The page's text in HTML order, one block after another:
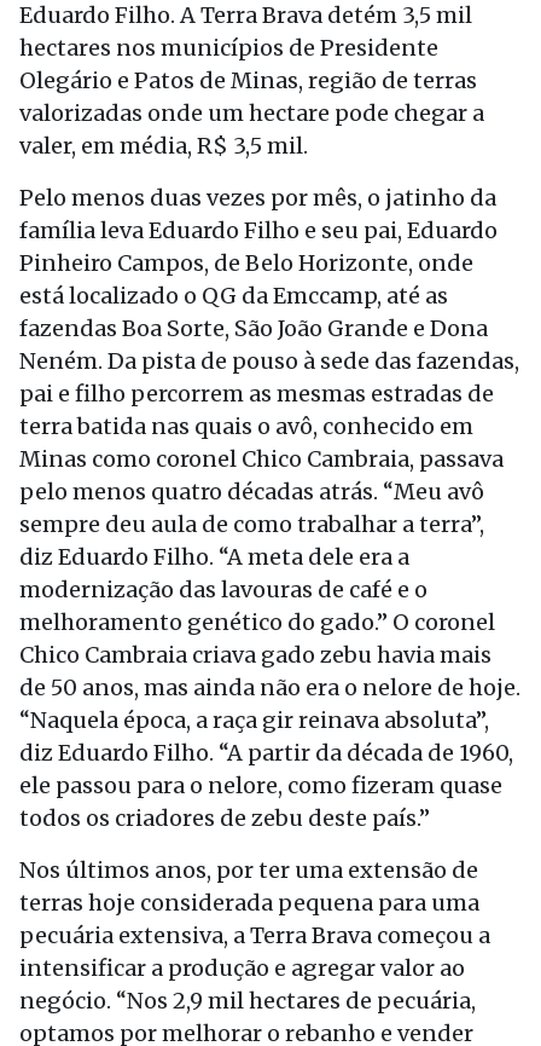
Eduardo Filho. A Terra Brava detém 3,5 mil
hectares nos municípios de Presidente
Olegário e Patos de Minas, região de terras
valorizadas onde um hectare pode chegar a
valer, em média, R$ 3,5 mil.
Pelo menos duas vezes por mês, o jatinho da
família leva Eduardo Filho e seu pai, Eduardo
Pinheiro Campos, de Belo Horizonte, onde
está localizado o QG da Emccamp, até as
fazendas Boa Sorte, São João Grande e Dona
Neném. Da pista de pouso à sede das fazendas,
pai e filho percorrem as mesmas estradas de
terra batida nas quais o avô, conhecido em
Minas como coronel Chico Cambraia, passava
pelo menos quatro décadas atrás. “Meu avô
sempre deu aula de como trabalhar a terra”,
diz Eduardo Filho. “A meta dele era a
modernização das lavouras de café e o
melhoramento genético do gado.” O coronel
Chico Cambraia criava gado zebu havia mais
de 50 anos, mas ainda não era o nelore de hoje.
“Naquela época, a raça gir reinava absoluta”,
diz Eduardo Filho. “A partir da década de 1960,
ele passou para o nelore, como fizeram quase
todos os criadores de zebu deste país.”
Nos últimos anos, por ter uma extensão de
terras hoje considerada pequena para uma
pecuária extensiva, a Terra Brava começou a
intensificar a produção e agregar valor ao
negócio. “Nos 2,9 mil hectares de pecuária,
optamos por melhorar o rebanho e vender